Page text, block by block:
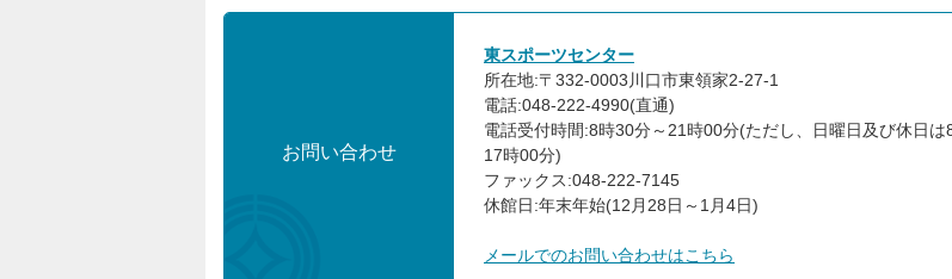
お問い合わせ
東スポーツセンター
所在地:〒332-0003川口市東領家2-27-1
電話:048-222-4990(直通)
電話受付時間:8時30分～21時00分(ただし、日曜日及び休日は
17時00分)
ファックス:048-222-7145
休館日:年末年始(12月28日～1月4日)
メールでのお問い合わせはこちら